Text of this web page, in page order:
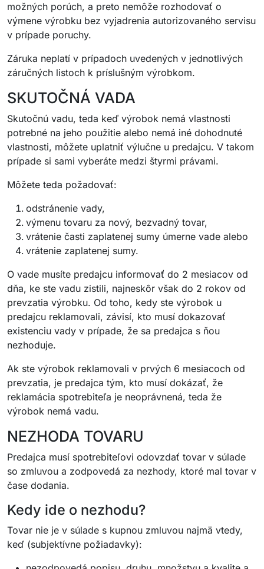
možných porúch, a preto nemôže rozhodovať o
výmene výrobku bez vyjadrenia autorizovaného servisu
v prípade poruchy.
Záruka neplatí v prípadoch uvedených v jednotlivých
záručných listoch k príslušným výrobkom.
SKUTOČNÁ VADA
Skutočnú vadu, teda keď výrobok nemá vlastnosti
potrebné na jeho použitie alebo nemá iné dohodnuté
vlastnosti, môžete uplatniť výlučne u predajcu. V takom
prípade si sami vyberáte medzi štyrmi právami.
Môžete teda požadovať:
odstránenie vady,
výmenu tovaru za nový, bezvadný tovar,
vrátenie časti zaplatenej sumy úmerne vade alebo
vrátenie zaplatenej sumy.
O vade musíte predajcu informovať do 2 mesiacov od
dňa, ke ste vadu zistili, najneskôr však do 2 rokov od
prevzatia výrobku. Od toho, kedy ste výrobok u
predajcu reklamovali, závisí, kto musí dokazovať
existenciu vady v prípade, že sa predajca s ňou
nezhoduje.
Ak ste výrobok reklamovali v prvých 6 mesiacoch od
prevzatia, je predajca tým, kto musí dokázať, že
reklamácia spotrebiteľa je neoprávnená, teda že
výrobok nemá vadu.
NEZHODA TOVARU
Predajca musí spotrebiteľovi odovzdať tovar v súlade
so zmluvou a zodpovedá za nezhody, ktoré mal tovar v
čase dodania.
Kedy ide o nezhodu?
Tovar nie je v súlade s kupnou zmluvou najmä vtedy,
keď (subjektívne požiadavky):